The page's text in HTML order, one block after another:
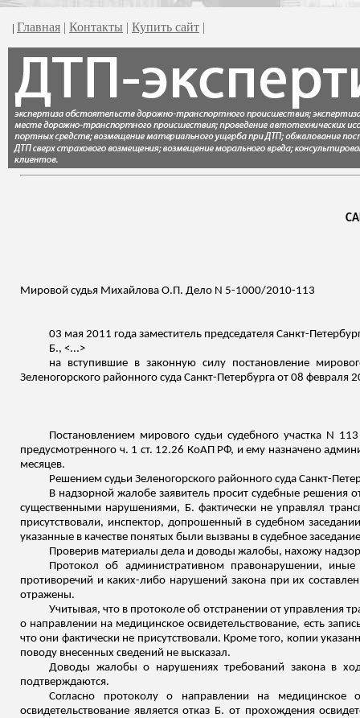
| Главная | Контакты | Купить сайт |
Мировой судья Михайлова О.П. Дело N 5-1000/2010-113
03 мая 2011 года заместитель председателя Санкт-
Б., <...>
на вступившие в законную силу постановление
Зеленогорского районного суда Санкт-Петербурга от 08
Постановлением мирового судьи судебного участка N
предусмотренного ч. 1 ст. 12.26 КоАП РФ, и ему назначено
месяцев.
Решением судьи Зеленогорского районного суда Санкт-
В надзорной жалобе заявитель просит судебные решения
существенными нарушениями, Б. фактически не управлял
присутствовали, инспектор, допрошенный в судебном
указанные в качестве понятых были вызваны в судебное
Проверив материалы дела и доводы жалобы, нахожу
Протокол об административном правонарушении,
противоречий и каких-либо нарушений закона при их
отражены.
Учитывая, что в протоколе об отстранении от управления
о направлении на медицинское освидетельствование, есть
что они фактически не присутствовали. Кроме того, копии
поводу внесенных сведений не высказал.
Доводы жалобы о нарушениях требований закона в
подтверждаются.
Согласно протоколу о направлении на медицинское
освидетельствование является отказ Б. от прохождения